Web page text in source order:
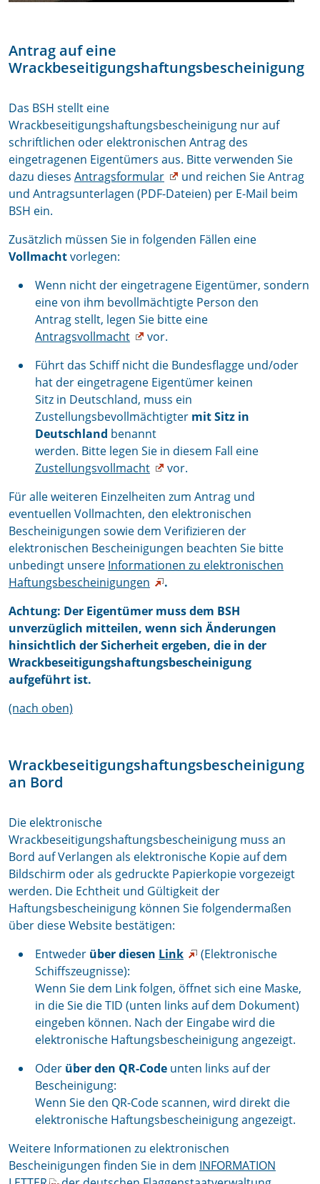
Antrag auf eine
Wrackbeseitigungshaftungsbescheinigung
Das BSH stellt eine
Wrackbeseitigungshaftungsbescheinigung nur auf
schriftlichen oder elektronischen Antrag des
eingetragenen Eigentümers aus. Bitte verwenden Sie
dazu dieses Antragsformular
und reichen Sie Antrag
und Antragsunterlagen (PDF-Dateien) per E-Mail beim
BSH ein.
Zusätzlich müssen Sie in folgenden Fällen eine
Vollmachtvorlegen:
Wenn nicht der eingetragene Eigentümer, sondern
eine von ihm bevollmächtigte Person den
Antrag stellt, legen Sie bitte eine
Antragsvollmacht
vor.
Führt das Schiff nicht die Bundesflagge und/oder
hat der eingetragene Eigentümer keinen
Sitz in Deutschland, muss ein
Zustellungsbevollmächtigter mit Sitz in
Deutschland benannt
werden. Bitte legen Sie in diesem Fall eine
Zustellungsvollmacht
vor.
Für alle weiteren Einzelheiten zum Antrag und
eventuellen Vollmachten, den elektronischen
Bescheinigungen sowie dem Verifizieren der
elektronischen Bescheinigungen beachten Sie bitte
unbedingt unsere Informationen zu elektronischen
Haftungsbescheinigungen
.
Achtung: Der Eigentümer muss dem BSH
unverzüglich mitteilen, wenn sich Änderungen
hinsichtlich der Sicherheit ergeben, die in der
Wrackbeseitigungshaftungsbescheinigung
aufgeführt ist.
(nach oben)
Wrackbeseitigungshaftungsbescheinigung
an Bord
Die elektronische
Wrackbeseitigungshaftungsbescheinigung muss an
Bord auf Verlangen als elektronische Kopie auf dem
Bildschirm oder als gedruckte Papierkopie vorgezeigt
werden. Die Echtheit und Gültigkeit der
Haftungsbescheinigung können Sie folgendermaßen
über diese Website bestätigen:
Entweder über diesen Link
(Elektronische
Schiffszeugnisse):
Wenn Sie dem Link folgen, öffnet sich eine Maske,
in die Sie die TID (unten links auf dem Dokument)
eingeben können. Nach der Eingabe wird die
elektronische Haftungsbescheinigung angezeigt.
Oder über den QR-Code unten links auf der
Bescheinigung:
Wenn Sie den QR-Code scannen, wird direkt die
elektronische Haftungsbescheinigung angezeigt.
Weitere Informationen zu elektronischen
Bescheinigungen finden Sie in dem INFORMATION